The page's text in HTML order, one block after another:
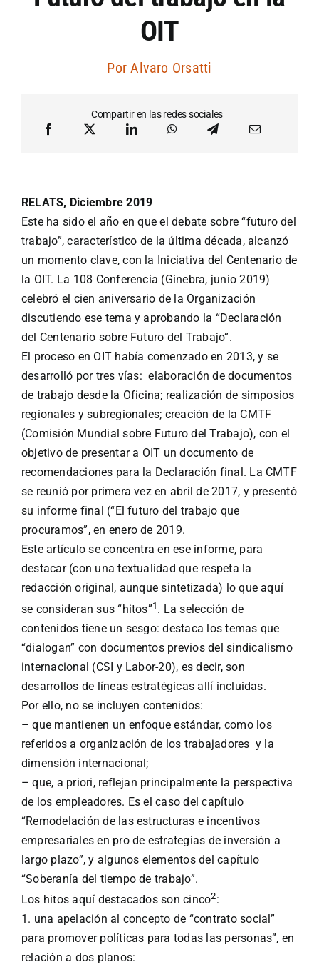
Artículos por sección
OIT
PorAlvaro Orsatti
Compartir en las redes sociales
RELATS, Diciembre 2019
Este ha sido el año en que el debate sobre “futuro del
trabajo”, característico de la última década, alcanzó
un momento clave, con la Iniciativa del Centenario de
la OIT. La 108 Conferencia (Ginebra, junio 2019)
celebró el cien aniversario de la Organización
discutiendo ese tema y aprobando la “Declaración
del Centenario sobre Futuro del Trabajo”.
El proceso en OIT había comenzado en 2013, y se
desarrolló por tres vías: elaboración de documentos
de trabajo desde la Oficina; realización de simposios
regionales y subregionales; creación de la CMTF
(Comisión Mundial sobre Futuro del Trabajo), con el
objetivo de presentar a OIT un documento de
recomendaciones para la Declaración final. La CMTF
se reunió por primera vez en abril de 2017, y presentó
su informe final (“El futuro del trabajo que
procuramos”, en enero de 2019.
Este artículo se concentra en ese informe, para
destacar (con una textualidad que respeta la
redacción original, aunque sintetizada) lo que aquí
se consideran sus “hitos”1 . La selección de
contenidos tiene un sesgo: destaca los temas que
“dialogan” con documentos previos del sindicalismo
internacional (CSI y Labor-20), es decir, son
desarrollos de líneas estratégicas allí incluidas.
Por ello, no se incluyen contenidos:
– que mantienen un enfoque estándar, como los
referidos a organización de los trabajadores y la
dimensión internacional;
– que, a priori, reflejan principalmente la perspectiva
de los empleadores. Es el caso del capítulo
“Remodelación de las estructuras e incentivos
empresariales en pro de estrategias de inversión a
largo plazo”, y algunos elementos del capítulo
“Soberanía del tiempo de trabajo”.
Los hitos aquí destacados son cinco2:
1. una apelación al concepto de “contrato social”
para promover políticas para todas las personas”, en
relación a dos planos: